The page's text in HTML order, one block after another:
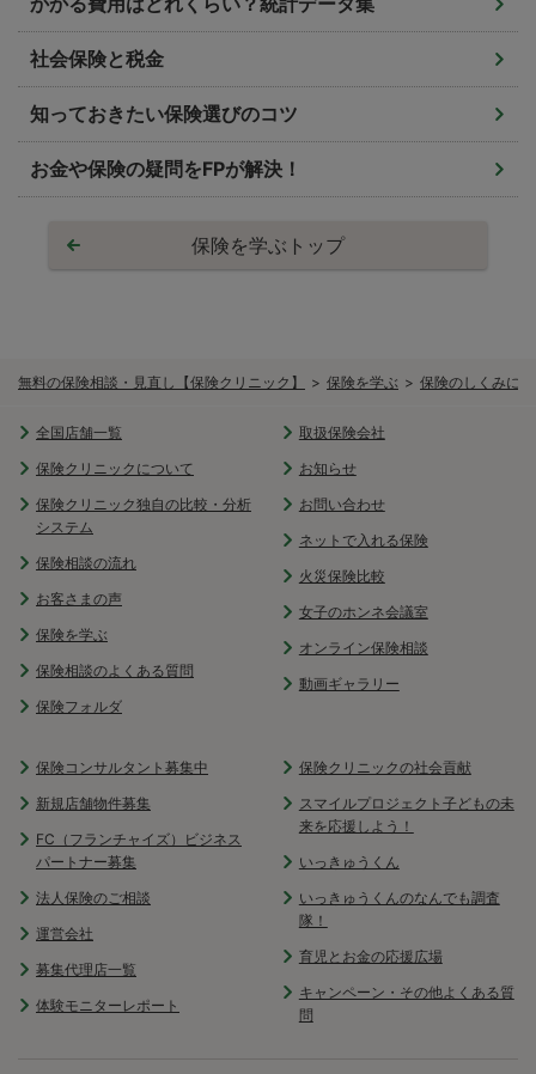
無料の保険相談・見直し【保険クリニック】 保険を学ぶ 保険のしくみに
社会保険と税金
知っておきたい保険選びのコツ
お金や保険の疑問をFPが解決！
保険を学ぶトップ
全国店舗一覧
保険クリニックについて
保険クリニック独自の比較・分析
システム
保険相談の流れ
お客さまの声
保険を学ぶ
保険相談のよくある質問
保険フォルダ
取扱保険会社
お知らせ
お問い合わせ
ネットで入れる保険
火災保険比較
女子のホンネ会議室
オンライン保険相談
動画ギャラリー
保険コンサルタント募集中
新規店舗物件募集
FC（フランチャイズ）ビジネス
パートナー募集
法人保険のご相談
運営会社
募集代理店一覧
体験モニターレポート
保険クリニックの社会貢献
スマイルプロジェクト子どもの未
来を応援しよう！
いっきゅうくん
いっきゅうくんのなんでも調査
隊！
育児とお金の応援広場
キャンペーン・その他よくある質
問